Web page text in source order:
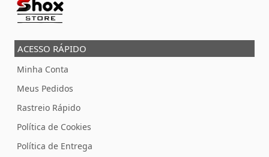
ACESSO RÁPIDO
Minha Conta
Meus Pedidos
Rastreio Rápido
Política de Cookies
Política de Entrega